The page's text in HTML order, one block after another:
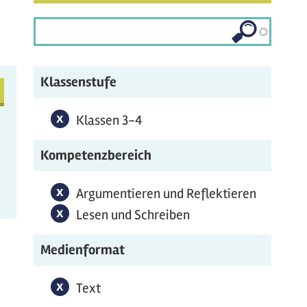
Klassenstufe
xKlassen 3-4-Filter entfernen
Klassen 3-4
Kompetenzbereich
xArgumentieren und Reflektieren-Filter
entfernen
Argumentieren und Reflektieren
xLesen und Schreiben-Filter entfernen
Lesen und Schreiben
Medienformat
xText-Filter entfernen
Text